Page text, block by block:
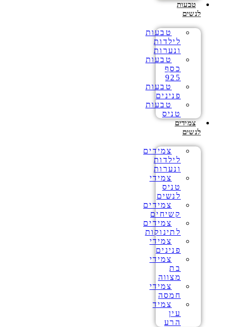
טבעות
לנשים
טבעות
לילדות
ונערות
טבעות
כסף
925
טבעות
פנינים
טבעות
טניס
צמידים
לנשים
צמידים
לילדות
ונערות
צמידי
טניס
לנשים
צמידים
קשיחים
צמידים
לתינוקות
צמידי
פנינים
צמידי
בת
מצווה
צמידי
חמסה
צמיד
עין
הרע